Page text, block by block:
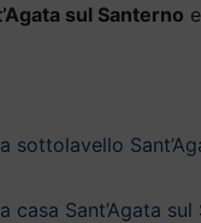
sul Santerno
sottolavello
casa Sant’Agata